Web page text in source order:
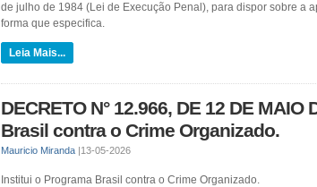
de julho de 1984 (Lei de Execução Penal), para dispor sobre a
forma que especifica.
Leia Mais...
DECRETO N° 12.966, DE 12 DE
Brasil contra o Crime Organizado.
Mauricio Miranda |13-05-2026
Institui o Programa Brasil contra o Crime Organizado.